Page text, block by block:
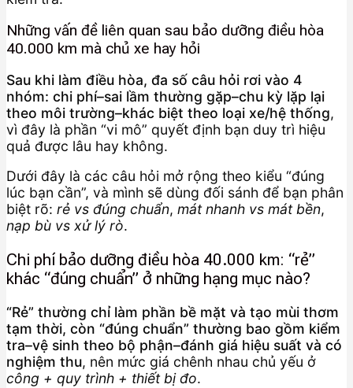
Những vấn đề liên quan sau bảo dưỡng điều hòa
40.000 km mà chủ xe hay hỏi
Sau khi làm điều hòa, đa số câu hỏi rơi vào 4
nhóm: chi phí–sai lầm thường gặp–chu kỳ lặp lại
theo môi trường–khác biệt theo loại xe/hệ thống,
vì đây là phần “vi mô” quyết định bạn duy trì hiệu
quả được lâu hay không.
Dưới đây là các câu hỏi mở rộng theo kiểu “đúng
lúc bạn cần”, và mình sẽ dùng đối sánh để bạn phân
biệt rõ: rẻ vs đúng chuẩn, mát nhanh vs mát bền,
nạp bù vs xử lý rò.
Chi phí bảo dưỡng điều hòa 40.000 km: “rẻ”
khác “đúng chuẩn” ở những hạng mục nào?
“Rẻ” thường chỉ làm phần bề mặt và tạo mùi thơm
tạm thời, còn “đúng chuẩn” thường bao gồm kiểm
tra–vệ sinh theo bộ phận–đánh giá hiệu suất và có
nghiệm thu, nên mức giá chênh nhau chủ yếu ở
công + quy trình + thiết bị đo.